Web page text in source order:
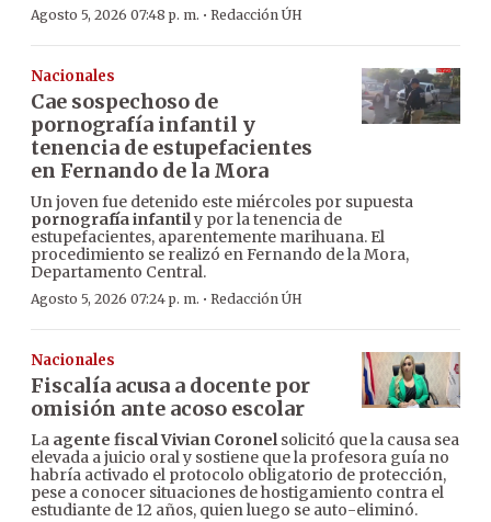
Agosto 5, 2026 07:48 p. m. · Redacción ÚH
Nacionales
Cae sospechoso de
pornografía infantil y
tenencia de estupefacientes
en Fernando de la Mora
Un joven fue detenido este miércoles por supuesta
pornografía infantily por la tenencia de
estupefacientes, aparentemente marihuana. El
procedimiento se realizó en Fernando de la Mora,
Departamento Central.
Agosto 5, 2026 07:24 p. m. · Redacción ÚH
Nacionales
Fiscalía acusa a docente por
omisión ante acoso escolar
La agente fiscal Vivian Coronelsolicitó que la causa sea
elevada a juicio oral y sostiene que la profesora guía no
habría activado el protocolo obligatorio de protección,
pese a conocer situaciones de hostigamiento contra el
estudiante de 12 años, quien luego se auto-eliminó.